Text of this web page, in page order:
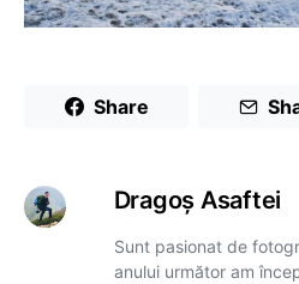
Share
Dragoş Asaftei
Sunt pasionat de
anului următor am